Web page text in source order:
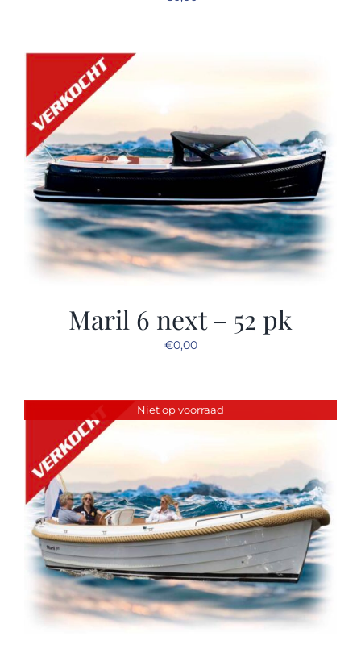
Maril 6 next – 52 pk
€0,00
Niet op voorraad